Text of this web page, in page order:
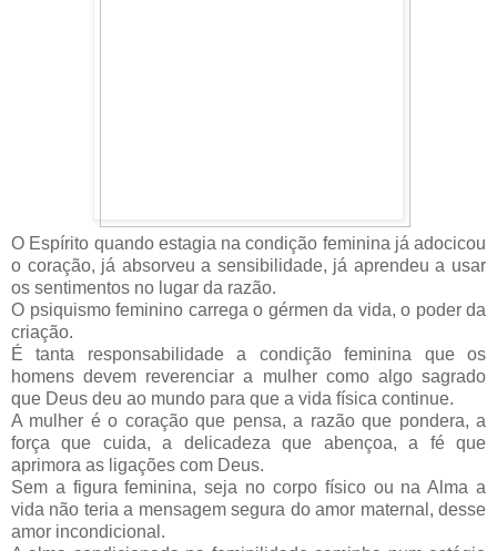
O Espírito quando estagia na condição feminina já adocicou
o coração, já absorveu a sensibilidade, já aprendeu a usar
os sentimentos no lugar da razão.
O psiquismo feminino carrega o gérmen da vida, o poder da
criação.
É tanta responsabilidade a condição feminina que os
homens devem reverenciar a mulher como algo sagrado
que Deus deu ao mundo para que a vida física continue.
A mulher é o coração que pensa, a razão que pondera, a
força que cuida, a delicadeza que abençoa, a fé que
aprimora as ligações com Deus.
Sem a figura feminina, seja no corpo físico ou na Alma a
vida não teria a mensagem segura do amor maternal, desse
amor incondicional.